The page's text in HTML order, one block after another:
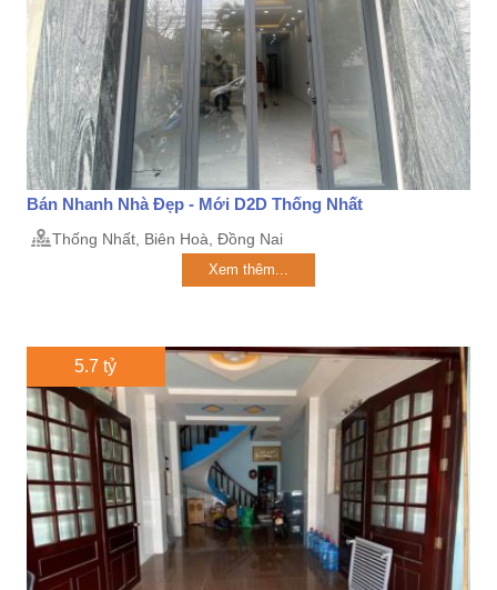
Bán Nhanh Nhà Đẹp - Mới D2D Thống Nhất
Thống Nhất, Biên Hoà, Đồng Nai
Xem thêm...
5.7 tỷ